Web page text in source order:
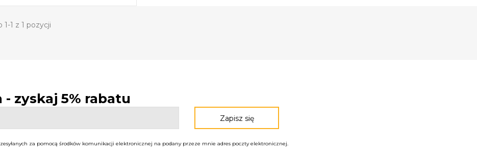
1-1 z 1 pozycji
zyskaj 5% rabatu
za pomocą środków komunikacji elektronicznej na podany przeze mnie adres poczty elektronicznej.